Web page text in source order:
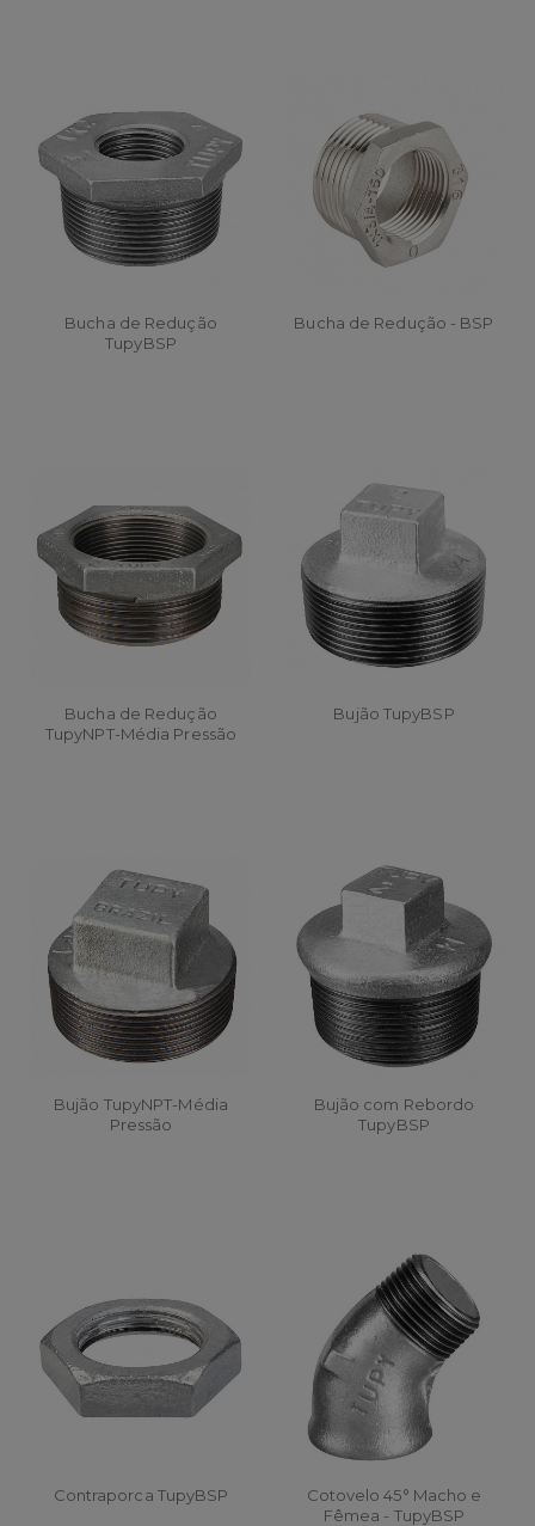
Bucha de Redução
TupyBSP
Bucha de Redução - BSP
Bucha de Redução
TupyNPT-Média Pressão
Bujão TupyBSP
Bujão TupyNPT-Média
Pressão
Bujão com Rebordo
TupyBSP
Contraporca TupyBSP
Cotovelo 45° Macho e
Fêmea - TupyBSP